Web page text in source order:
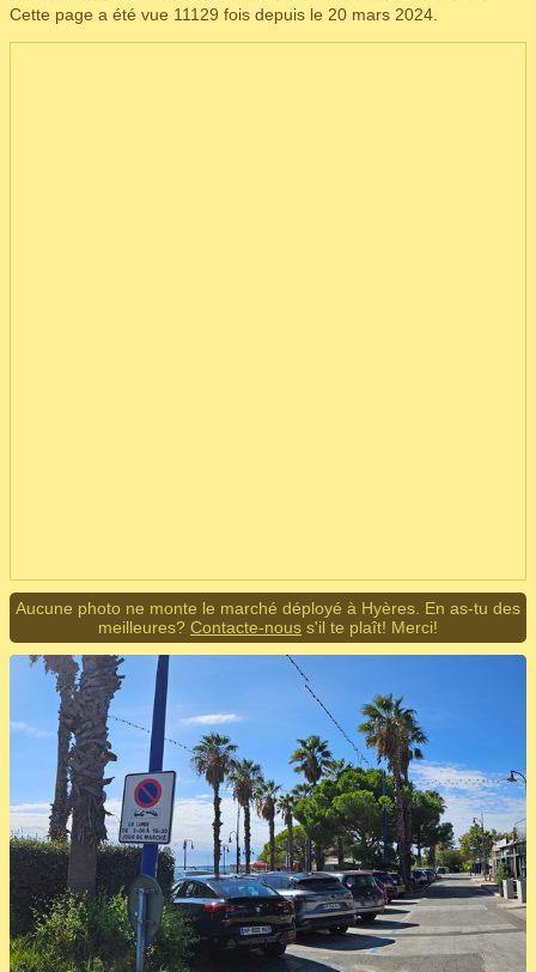
Cette page a été vue 11129 fois depuis le 20 mars 2024.
Aucune photo ne monte le marché déployé à Hyères. En as-tu des
meilleures? Contacte-nous s'il te plaît! Merci!